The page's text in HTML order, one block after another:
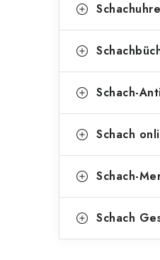
Schach-
Schach
Schach-
Schach